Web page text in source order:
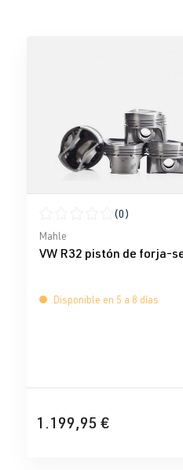
Calificación promedio de 0
(0)
Mahle
VW R32 pistón de forja-
Disponible en 5 a 8 días
1.199,95 €